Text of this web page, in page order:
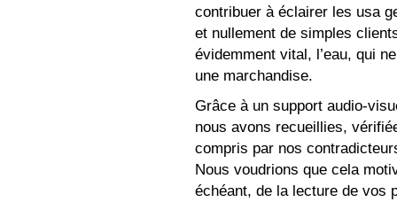
contribuer à éclairer les usa
et nullement de simples
évidemment vital, l’eau, qui
une marchandise.
Grâce à un support audio-
nous avons recueillies,
compris par nos
Nous voudrions que cela
échéant, de la lecture de vos